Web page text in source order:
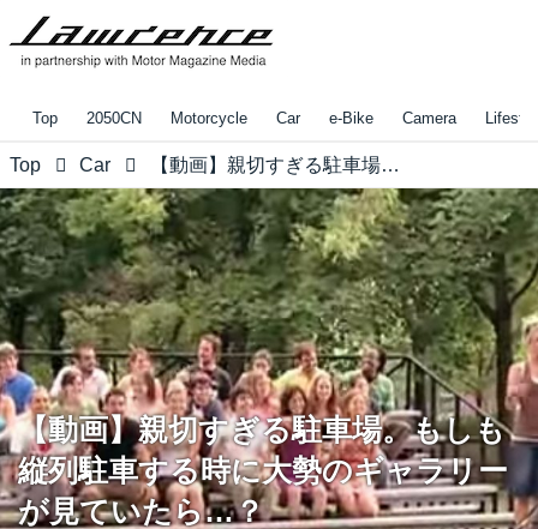
Top 2050CN Motorcycle Car e-Bike Camera
Top Car 【動画】親切すぎる駐車場。もしも縦列駐車する時に大勢のギャラリーが見ていたら…？
【動画】親切すぎる駐車場。もしも
縦列駐車する時に大勢のギャラリー
が見ていたら…？